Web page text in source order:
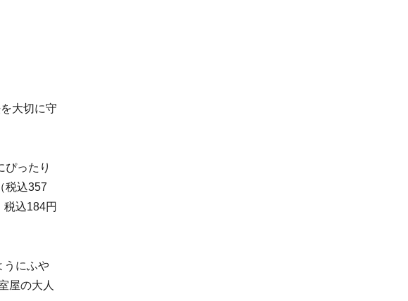
大切に守
ぴったり
税込357
込184円
うにふや
屋の大人